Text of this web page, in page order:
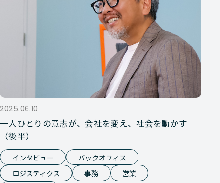
2025.06.10
一人ひとりの意志が、会社を変え、社会を動かす
（後半）
インタビュー
バックオフィス
ロジスティクス
事務
営業